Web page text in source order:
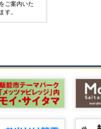
ご案内いた
す。